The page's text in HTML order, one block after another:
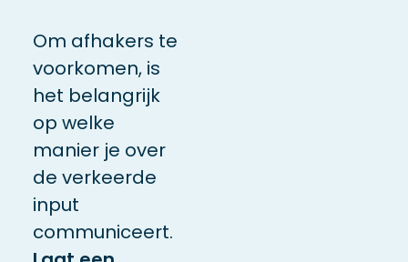
Om afhakers te
voorkomen, is
het belangrijk
op welke
manier je over
de verkeerde
input
communiceert.